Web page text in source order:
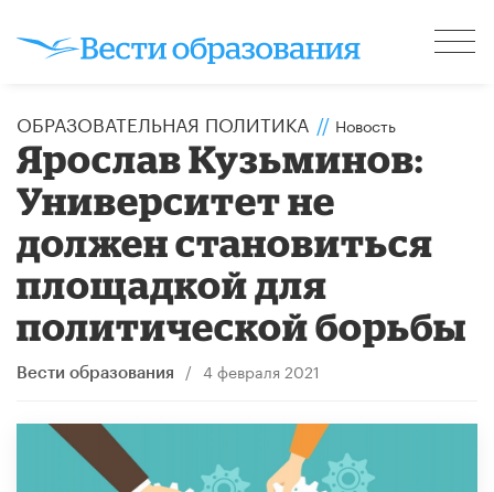
ОБРАЗОВАТЕЛЬНАЯ ПОЛИТИКА // Новость
Ярослав Кузьминов:
Университет не
должен становиться
площадкой для
политической борьбы
Вести образования / 4 февраля 2021